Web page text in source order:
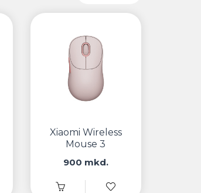
Xiaomi Wireless
Mouse 3
900 mkd.